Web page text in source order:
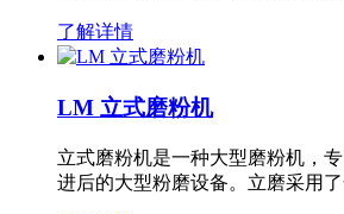
了解详情
LM 立式磨粉机
立式磨粉机是一种大型磨粉机，
进后的大型粉磨设备。立磨采用